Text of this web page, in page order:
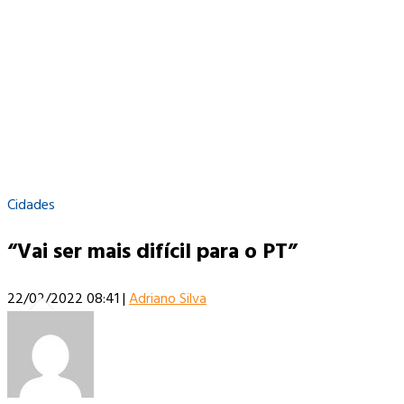
Cidades
“Vai ser mais difícil para o PT”
22/02/2022 08:41|Adriano Silva